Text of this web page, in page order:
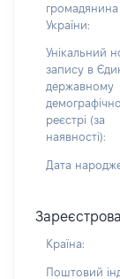
громадянина
України:
Унікальний
запису в
державному
реєстрі (за
наявності):
Дата
Країна:
Поштовий